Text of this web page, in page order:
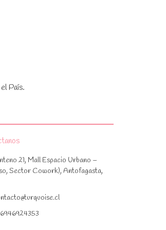
País.
21, Mall Espacio Urbano –
Sector Cowork), Antofagasta,